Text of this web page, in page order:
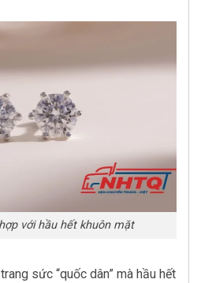
với hầu hết khuôn mặt
sức “quốc dân” mà hầu hết